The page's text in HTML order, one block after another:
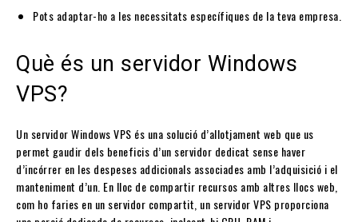
Pots adaptar-ho a les necessitats específiques de la teva empresa.
Què és un servidor Windows
VPS?
Un servidor Windows VPS és una solució d’allotjament web que us
permet gaudir dels beneficis d’un servidor dedicat sense haver
d’incórrer en les despeses addicionals associades amb l’adquisició i el
manteniment d’un. En lloc de compartir recursos amb altres llocs web,
com ho faries en un servidor compartit, un servidor VPS proporciona